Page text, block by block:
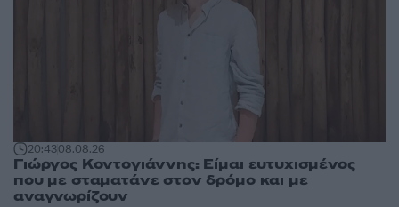
20:4308.08.26
Γιώργος Κοντογιάννης: Είμαι ευτυχισμένος
που με σταματάνε στον δρόμο και με
αναγνωρίζουν